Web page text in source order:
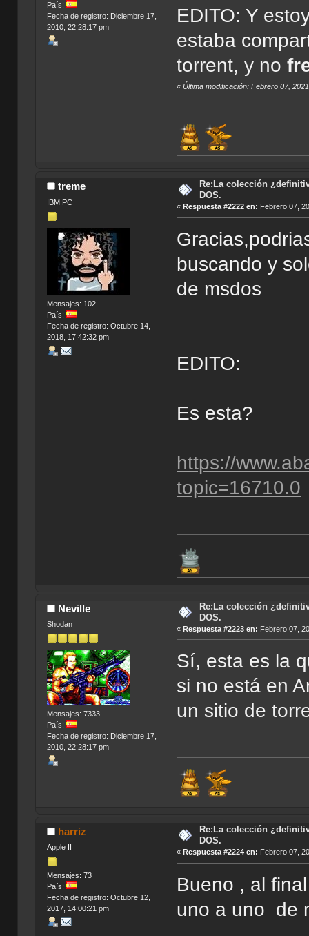
País:
Fecha de registro: Diciembre 17,
2010, 22:28:17 pm
EDITO: Y
estaba
torrent, y no
«Última modificación: Febrero 07,
treme
IBM PC
Mensajes: 102
País:
Fecha de registro: Octubre 14,
2018, 17:42:32 pm
Re:La colección
DOS.
« Respuesta #2222 en: Febrero 07,
buscando y
de msdos
EDITO:
Es esta?
https://
topic=16710.0
Neville
Shodan
Mensajes: 7333
País:
Fecha de registro: Diciembre 17,
2010, 22:28:17 pm
Re:La colección
DOS.
«Respuesta #2223 en: Febrero 07,
Sí, esta es la
si no está en
un sitio de
harriz
Apple II
Mensajes: 73
País:
Fecha de registro: Octubre 12,
2017, 14:00:21 pm
Re:La colección
DOS.
«Respuesta #2224 en: Febrero 07,
Bueno , al
uno a uno de